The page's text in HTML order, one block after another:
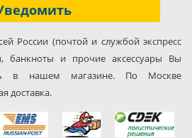
России (почтой и службой экспресс
банкноты и прочие аксессуары Вы
в нашем магазине. По Москве
доставка.